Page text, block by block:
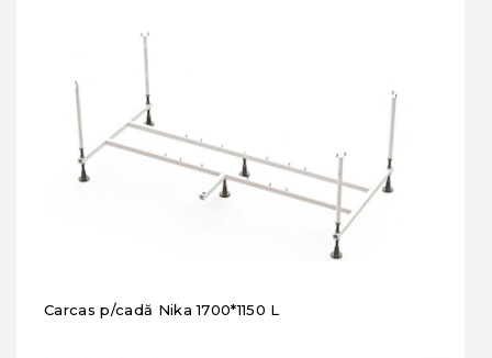
Carcas p/cadă Nika 1700*1150 L